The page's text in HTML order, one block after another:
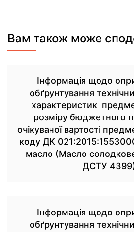
Вам також може
Інформація щодо
обґрунтування
характеристик
розміру бюджетного
очікуваної вартості
коду ДК
масло (Масло
ДСТУ 4399)
Інформація щодо
обґрунтування